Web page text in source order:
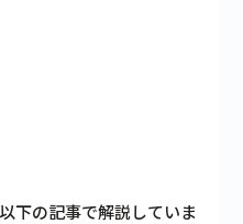
下の記事で解説していま